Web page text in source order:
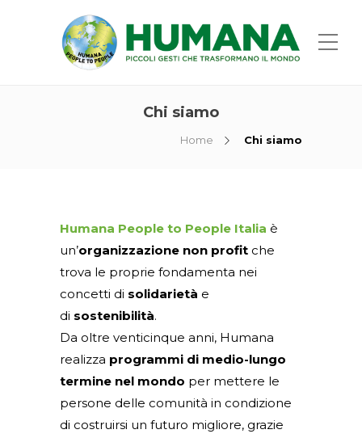
Chi siamo
Home Chi siamo
Humana People to People Italia è
un’organizzazione non profit che
trova le proprie fondamenta nei
concetti di solidarietà e
di sostenibilità.
Da oltre venticinque anni, Humana
realizza programmi di medio-lungo
termine nel mondo per mettere le
persone delle comunità in condizione
di costruirsi un futuro migliore, grazie